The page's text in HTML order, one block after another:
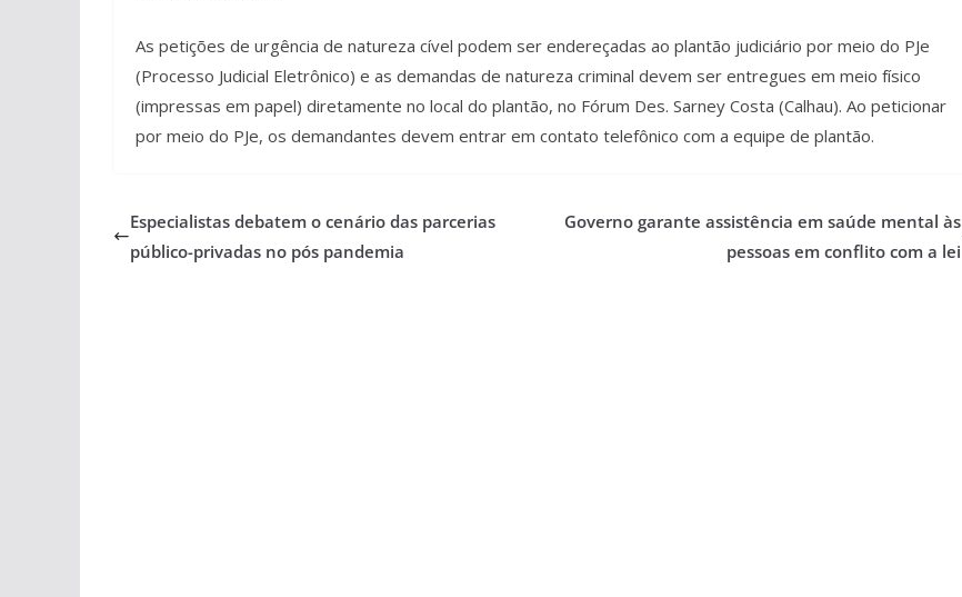
As petições de urgência de natureza cível podem ser endereçadas ao plantão judiciário por meio do PJe
(Processo Judicial Eletrônico) e as demandas de natureza criminal devem ser entregues em meio físico
(impressas em papel) diretamente no local do plantão, no Fórum Des. Sarney Costa (Calhau). Ao peticionar
por meio do PJe, os demandantes devem entrar em contato telefônico com a equipe de plantão.
Especialistas debatem o cenário das parcerias
público-privadas no pós pandemia
Governo garante assistência em saúde mental às
pessoas em conflito com a lei